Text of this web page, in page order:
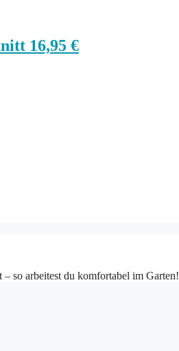
16,95 €
so arbeitest du komfortabel im Garten!